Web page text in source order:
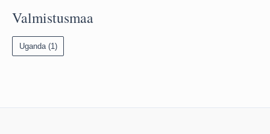
Valmistusmaa
Uganda (1)